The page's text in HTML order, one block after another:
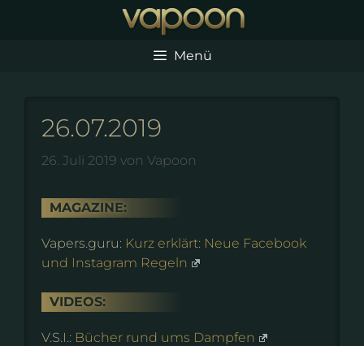
Menü
26.07.2019
26. Juli 2019 von Vapoon
MAGAZINE:
Vapers.guru: Kurz erklärt: Neue Facebook
und Instagram Regeln
VIDEOS:
V.S.I.: Bücher rund ums Dampfen